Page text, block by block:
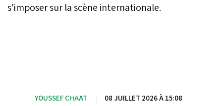
s'imposer sur la scène internationale.
YOUSSEF CHAAT 08 JUILLET 2026 À 15:08